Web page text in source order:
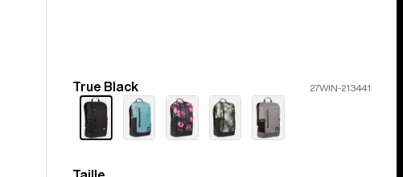
Couleur
True Black 27WIN-213441